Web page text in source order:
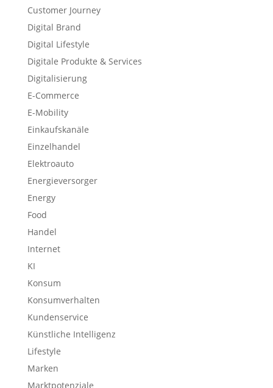
Customer Journey
Digital Brand
Digital Lifestyle
Digitale Produkte & Services
Digitalisierung
E-Commerce
E-Mobility
Einkaufskanäle
Einzelhandel
Elektroauto
Energieversorger
Energy
Food
Handel
Internet
KI
Konsum
Konsumverhalten
Kundenservice
Künstliche Intelligenz
Lifestyle
Marken
Marktpotenziale